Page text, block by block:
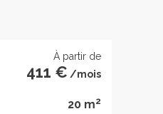
À partir de
411 € /mois
20 m2